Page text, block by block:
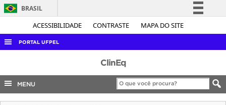
ACESSIBILIDADE CONTRASTE MAPA DO SITE
BRASIL
Simplifique!
Legislação
Canais
PORTAL UFPEL
AUDITORIA
COBALTO
ClinEq
MENU